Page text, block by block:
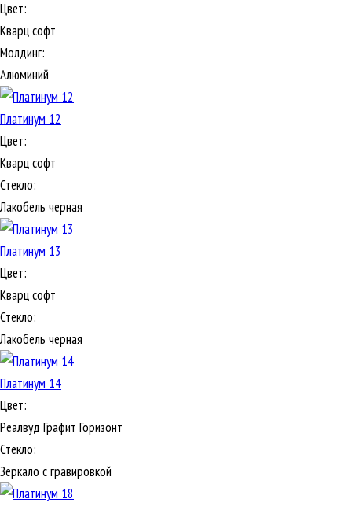
Цвет:
Кварц софт
Молдинг:
Алюминий
Платинум 12
Цвет:
Кварц софт
Стекло:
Лакобель черная
Платинум 13
Цвет:
Кварц софт
Стекло:
Лакобель черная
Платинум 14
Цвет:
Реалвуд Графит Горизонт
Стекло:
Зеркало с гравировкой